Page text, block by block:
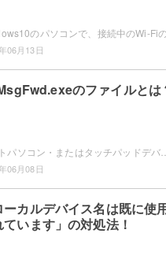
06月13日
のファイルとは
06月08日
ーカルデバイス名は既に使
ています」の対処法！